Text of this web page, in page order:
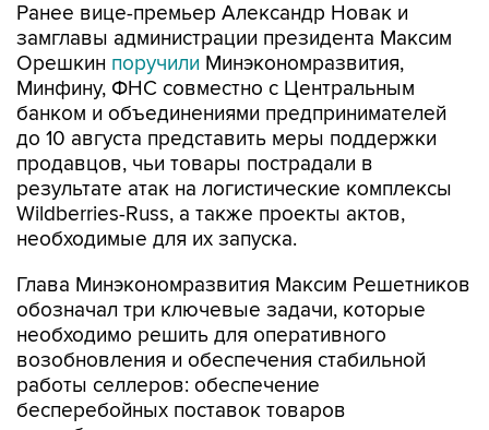
Ранее вице-премьер Александр Новак и
замглавы администрации президента Максим
Орешкин поручили Минэкономразвития,
Минфину, ФНС совместно с Центральным
банком и объединениями предпринимателей
до 10 августа представить меры поддержки
продавцов, чьи товары пострадали в
результате атак на логистические комплексы
Wildberries-Russ, а также проекты актов,
необходимые для их запуска.
Глава Минэкономразвития Максим Решетников
обозначал три ключевые задачи, которые
необходимо решить для оперативного
возобновления и обеспечения стабильной
работы селлеров: обеспечение
бесперебойных поставок товаров